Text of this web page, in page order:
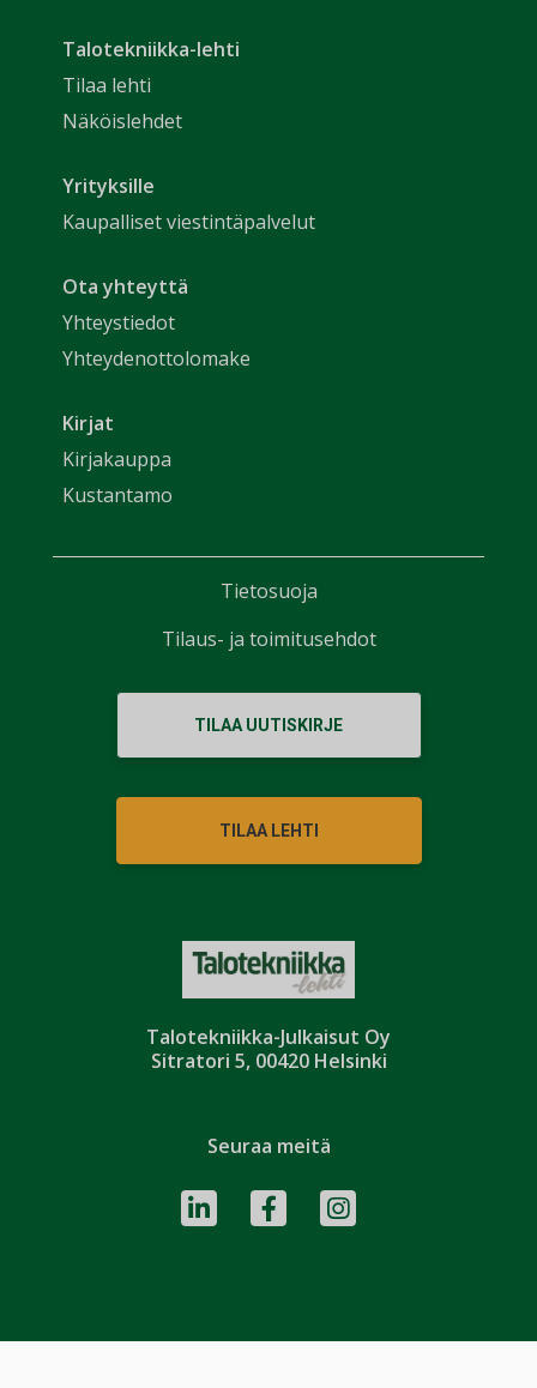
Talotekniikka-Julkaisut Oy
Sitratori 5, 00420 Helsinki
Talotekniikka-lehti
Tilaa lehti
Näköislehdet
Yrityksille
Kaupalliset viestintäpalvelut
Ota yhteyttä
Yhteystiedot
Yhteydenottolomake
Kirjat
Kirjakauppa
Kustantamo
TILAA UUTISKIRJE
TILAA LEHTI
Seuraa meitä
Tietosuoja
Tilaus- ja toimitusehdot